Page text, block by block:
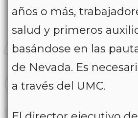
años o más,
salud y primeros
basándose en las
de Nevada. Es
a través del UMC.